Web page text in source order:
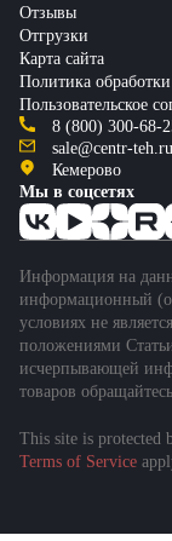
Отзывы
Отгрузки
Карта сайта
Политика
Пользовательское
8 (800) 300-68-
sale@centr-teh.ru
Кемерово
Мы в соцсетях
Информация на
информационный
условиях не
положениями
исчерпывающей
товаров
This site is protected
Terms of Service